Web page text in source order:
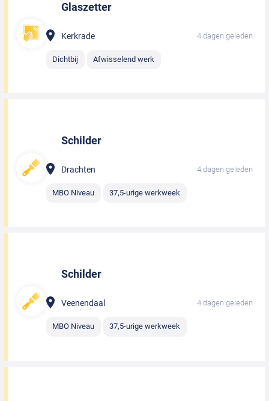
Glaszetter
Kerkrade 4 dagen geleden
Dichtbij Afwisselend werk
Schilder
Drachten 4 dagen geleden
MBO Niveau 37,5-urige werkweek
Schilder
Veenendaal 4 dagen geleden
MBO Niveau 37,5-urige werkweek